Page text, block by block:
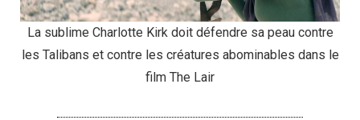
La sublime Charlotte Kirk doit défendre sa peau contre
les Talibans et contre les créatures abominables dans le
film The Lair